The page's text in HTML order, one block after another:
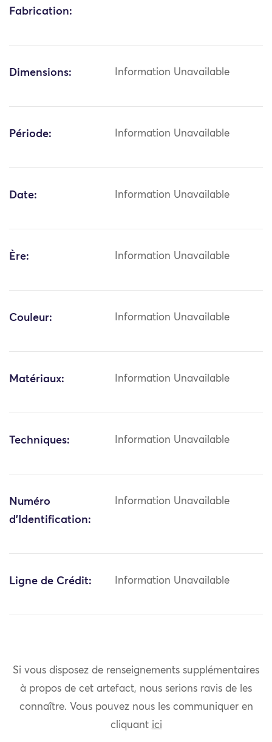
Fabrication:
Dimensions: Information Unavailable
Période: Information Unavailable
Date: Information Unavailable
Ère: Information Unavailable
Couleur: Information Unavailable
Matériaux: Information Unavailable
Techniques: Information Unavailable
Numéro
d'Identification:
Information Unavailable
Ligne de Crédit: Information Unavailable
Si vous disposez de renseignements supplémentaires
à propos de cet artefact, nous serions ravis de les
connaître. Vous pouvez nous les communiquer en
cliquant ici